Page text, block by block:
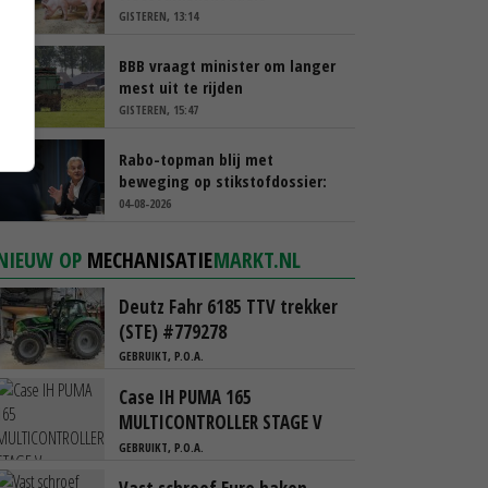
GISTEREN, 13:14
BBB vraagt minister om langer
mest uit te rijden
GISTEREN, 15:47
Rabo-topman blij met
beweging op stikstofdossier:
‘Verdienmodel van boeren blijft
04-08-2026
OP MECHANISATIEMARKT.NL
Deutz Fahr 6185 TTV trekker
(STE) #779278
GEBRUIKT, P.O.A.
Case IH PUMA 165
MULTICONTROLLER STAGE V
GEBRUIKT, P.O.A.